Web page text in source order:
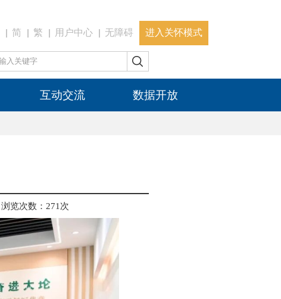
简 繁 用户中心 无障碍 进入关怀模式
互动交流 数据开放
浏览次数： 271 次